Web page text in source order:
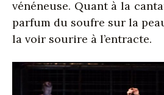
vénéneuse. Quant à la
parfum du soufre sur la peau
la voir sourire à l’entracte.